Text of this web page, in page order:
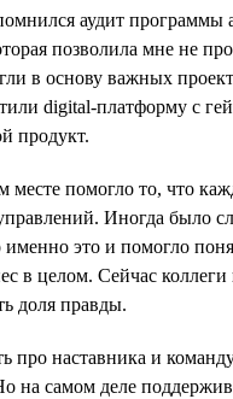
аудит программы
позволила мне не
в основу важных
digital-платформу с
продукт.
месте помогло то, что
Иногда было
это и помогло
в целом. Сейчас
доля правды.
про наставника и
на самом деле